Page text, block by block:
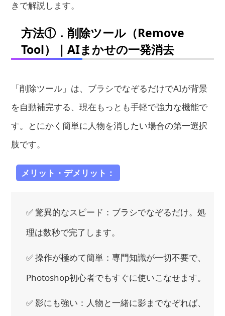
きで解説します。
方法①．削除ツール（Remove
Tool）｜AIまかせの一発消去
「削除ツール」は、ブラシでなぞるだけでAIが背景
を自動補完する、現在もっとも手軽で強力な機能で
す。とにかく簡単に人物を消したい場合の第一選択
肢です。
メリット・デメリット：
✅ 驚異的なスピード：ブラシでなぞるだけ。処
理は数秒で完了します。
✅ 操作が極めて簡単：専門知識が一切不要で、
Photoshop初心者でもすぐに使いこなせます。
✅ 影にも強い：人物と一緒に影までなぞれば、